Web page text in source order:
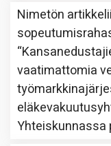
Nimetön
“
vaatimattomia
Yhteiskunnassa